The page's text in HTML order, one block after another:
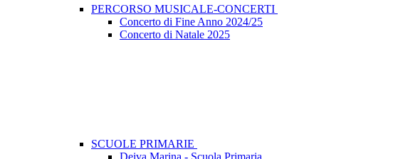
PERCORSO MUSICALE-CONCERTI
Concerto di Fine Anno 2024/25
Concerto di Natale 2025
SCUOLE PRIMARIE